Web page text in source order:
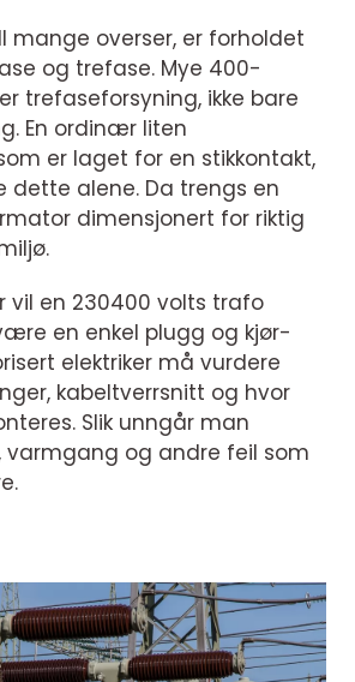
mange overser, er forholdet
og trefase. Mye 400-
trefaseforsyning, ikke bare
En ordinær liten
er laget for en stikkontakt,
dette alene. Da trengs en
dimensjonert for riktig
vil en 230400 volts trafo
en enkel plugg og kjør-
elektriker må vurdere
kabeltverrsnitt og hvor
Slik unngår man
varmgang og andre feil som